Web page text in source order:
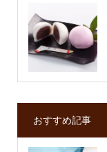
おすすめ記事